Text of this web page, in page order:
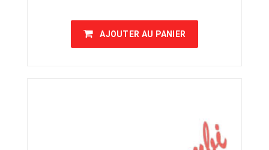
AJOUTER AU PANIER